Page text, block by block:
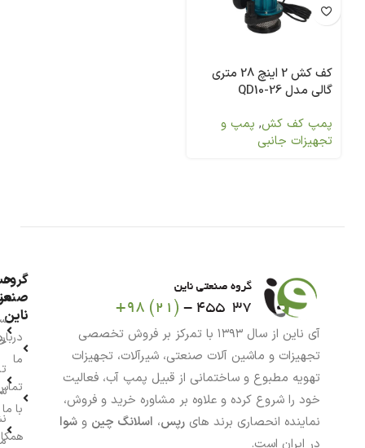
کف کش 2 اینچ 28 متری
گالی مدل QD10-26
پمپ کف کش, پمپ و
تجهیزات جانبی
آی ناین از سال ۱۳۹۳ با تمرکز بر فروش تخصصی
تجهیزات و ماشین آلات صنعتی، شیرآلات، تجهیزات
تهویه مطبوع و ساختمانی از قبیل پمپ آب، فعالیت
خود را شروع کرده و علاوه بر مشاوره خرید و فروش،
نماینده انحصاری برند های رپس، اسلانگ چین و شوا
گروه
ناین
ما
با ما